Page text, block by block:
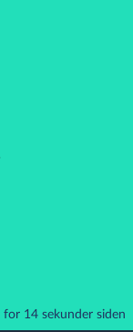
15 sekunder siden